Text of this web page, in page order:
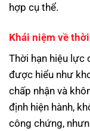
hợp cụ thể.
Khái niệm về
Thời hạn hiệu lực
được hiểu như
chấp nhận và
định hiện hành,
công chứng,